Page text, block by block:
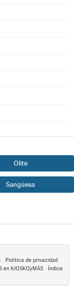
Olite
Sangüesa
Política de privacidad
en KIOSKOyMÁS
Índice